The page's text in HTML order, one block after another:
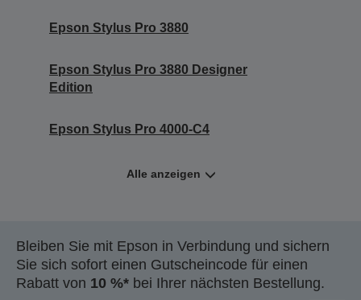
Epson Stylus Pro 3880
Epson Stylus Pro 3880 Designer
Edition
Epson Stylus Pro 4000-C4
Alle anzeigen
Bleiben Sie mit Epson in Verbindung und sichern
Sie sich sofort einen Gutscheincode für einen
Rabatt von 10 %* bei Ihrer nächsten Bestellung.